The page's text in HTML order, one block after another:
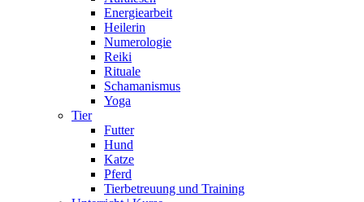
Energiearbeit
Heilerin
Numerologie
Reiki
Rituale
Schamanismus
Yoga
Tier
Futter
Hund
Katze
Pferd
Tierbetreuung und Training